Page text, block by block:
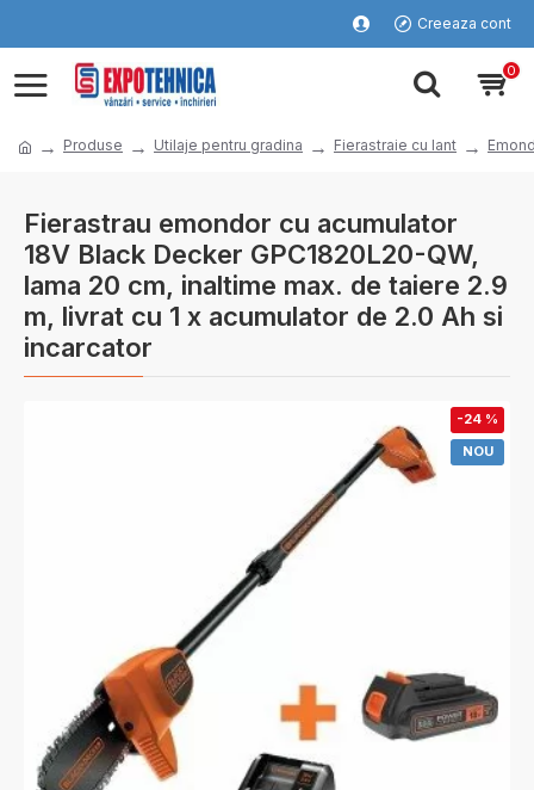
Creeaza cont
0
Produse Utilaje pentru gradina Fierastraie cu lant
Fierastrau emondor cu acumulator
18V Black Decker GPC1820L20-QW,
lama 20 cm, inaltime max. de taiere 2.9
m, livrat cu 1 x acumulator de 2.0 Ah si
incarcator
NOU
-24 %